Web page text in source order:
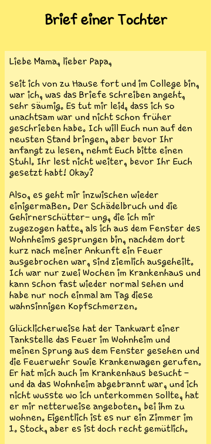
Brief einer Tochter
Liebe Mama, lieber Papa,
seit ich von zu Hause fort und im College bin,
war ich, was das Briefe schreiben angeht,
sehr säumig. Es tut mir leid, dass ich so
unachtsam war und nicht schon früher
geschrieben habe. Ich will Euch nun auf den
neusten Stand bringen, aber bevor Ihr
anfangt zu lesen, nehmt Euch bitte einen
Stuhl. Ihr lest nicht weiter, bevor Ihr Euch
gesetzt habt! Okay?
Also, es geht mir inzwischen wieder
einigermaßen. Der Schädelbruch und die
Gehirnerschütter- ung, die ich mir
zugezogen hatte, als ich aus dem Fenster des
Wohnheims gesprungen bin, nachdem dort
kurz nach meiner Ankunft ein Feuer
ausgebrochen war, sind ziemlich ausgeheilt.
Ich war nur zwei Wochen im Krankenhaus und
kann schon fast wieder normal sehen und
habe nur noch einmal am Tag diese
wahnsinnigen Kopfschmerzen.
Glücklicherweise hat der Tankwart einer
Tankstelle das Feuer im Wohnheim und
meinen Sprung aus dem Fenster gesehen und
die Feuerwehr sowie Krankenwagen gerufen.
Er hat mich auch im Krankenhaus besucht -
und da das Wohnheim abgebrannt war, und ich
nicht wusste wo ich unterkommen sollte, hat
er mir netterweise angeboten, bei ihm zu
wohnen. Eigentlich ist es nur ein Zimmer im
1. Stock, aber es ist doch recht gemütlich.